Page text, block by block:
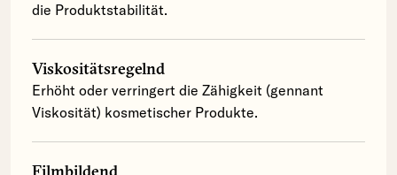
die Produktstabilität.
Viskositätsregelnd
Erhöht oder verringert die Zähigkeit (gennant
Viskosität) kosmetischer Produkte.